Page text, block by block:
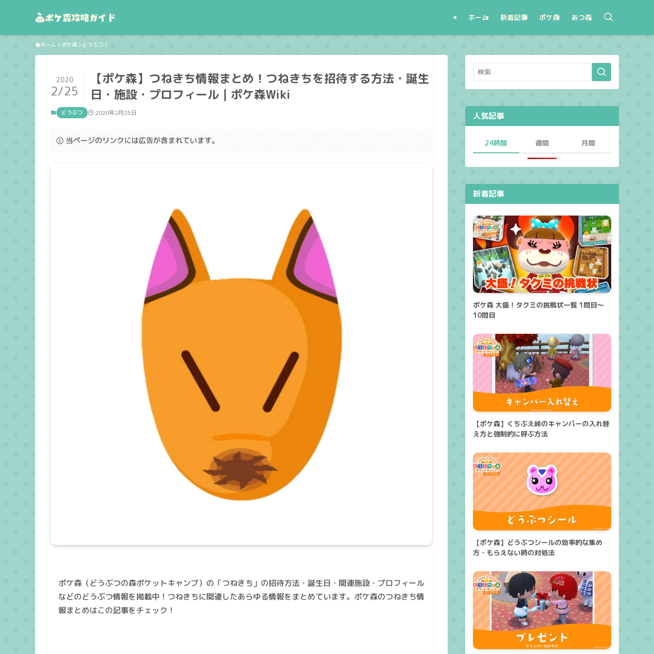
ホーム 新着記事 ポケ森 あつ森
ホーム ポケ森 どうぶつ
【ポケ森】つねきち情報まとめ！つねきちを招待する方法・誕生
日・施設・プロフィール｜ポケ森Wiki
2020
2/25
どうぶつ 2020年2月25日
当ページのリンクには広告が含まれています。
ポケ森（どうぶつの森ポケットキャンプ）の「つねきち」の招待方法・誕生日・関連施設・プロフィール
などのどうぶつ情報を掲載中！つねきちに関連したあらゆる情報をまとめています。ポケ森のつねきち情
報まとめはこの記事をチェック！
人気記事
24時間 週間 月間
新着記事
ポケ森 大盛！タクミの挑戦状一覧 1問目～
10問目
【ポケ森】くちぶえ峠のキャンパーの入れ替
え方と強制的に呼ぶ方法
【ポケ森】どうぶつシールの効率的な集め
方・もらえない時の対処法